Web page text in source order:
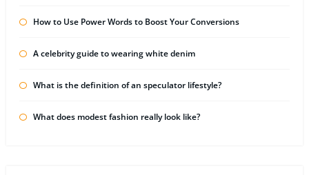
How to Use Power Words to Boost Your Conversions
A celebrity guide to wearing white denim
What is the definition of an speculator lifestyle?
What does modest fashion really look like?